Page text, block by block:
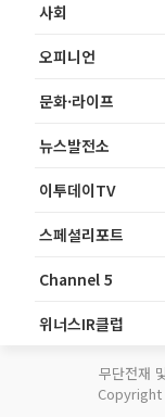
사회
오피니언
문화·라이프
뉴스발전소
이투데이TV
스페셜리포트
Channel 5
위너스IR클럽
무단전재
Copyright